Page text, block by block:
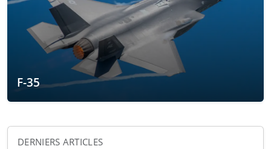
F-35
DERNIERS ARTICLES